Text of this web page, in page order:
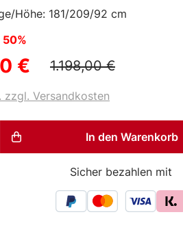
Höhe: 181/209/92 cm
50%
€ 1.198,00 €
zzgl. Versandkosten
Anzahl: Gib den
In den Warenkorb
Sicher bezahlen mit